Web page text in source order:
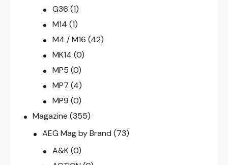
G36 (1)
M14 (1)
M4 / M16 (42)
MK14 (0)
MP5 (0)
MP7 (4)
MP9 (0)
Magazine (355)
AEG Mag by Brand (73)
A&K (0)